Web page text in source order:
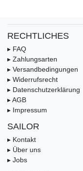
RECHTLICHES
▸ FAQ
▸ Zahlungsarten
▸ Versandbedingungen
▸ Widerrufsrecht
▸ Datenschutzerklärung
▸ AGB
▸ Impressum
SAILOR
▸ Kontakt
▸ Über uns
▸ Jobs